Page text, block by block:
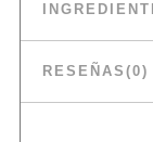
RESEÑAS (0)